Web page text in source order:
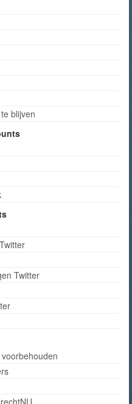
blijven
Twitter